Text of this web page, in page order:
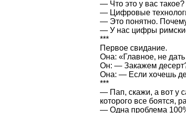
— Что это у вас такое?
— Цифровые
— Это понятно.
— У нас цифры
***
Первое свидание.
Она: «Главное, не
Он: — Закажем
Она: — Если хочешь
***
— Пап, скажи, а вот у
которого все боятся,
— Одна проблема